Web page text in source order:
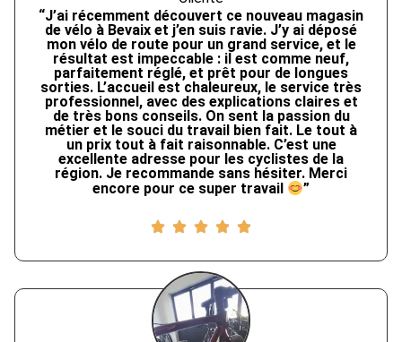
“J’ai récemment découvert ce nouveau magasin
de vélo à Bevaix et j’en suis ravie. J’y ai déposé
mon vélo de route pour un grand service, et le
résultat est impeccable : il est comme neuf,
parfaitement réglé, et prêt pour de longues
sorties. L’accueil est chaleureux, le service très
professionnel, avec des explications claires et
de très bons conseils. On sent la passion du
métier et le souci du travail bien fait. Le tout à
un prix tout à fait raisonnable. C’est une
excellente adresse pour les cyclistes de la
région. Je recommande sans hésiter. Merci
encore pour ce super travail
”